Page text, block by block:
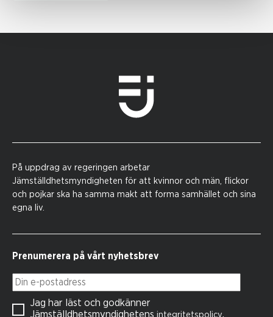
På uppdrag av regeringen arbetar
Jämställdhetsmyndigheten för att kvinnor och män, flickor
och pojkar ska ha samma makt att forma samhället och sina
egna liv.
Prenumerera på vårt nyhetsbrev
Din e-postadress
Jag har läst och godkänner
Jämställdhetsmyndighetens integritetspolicy.